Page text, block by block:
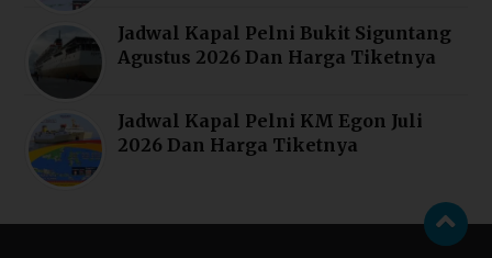
Jadwal Kapal Pelni Bukit Siguntang
Agustus 2026 Dan Harga Tiketnya
Jadwal Kapal Pelni KM Egon Juli
2026 Dan Harga Tiketnya